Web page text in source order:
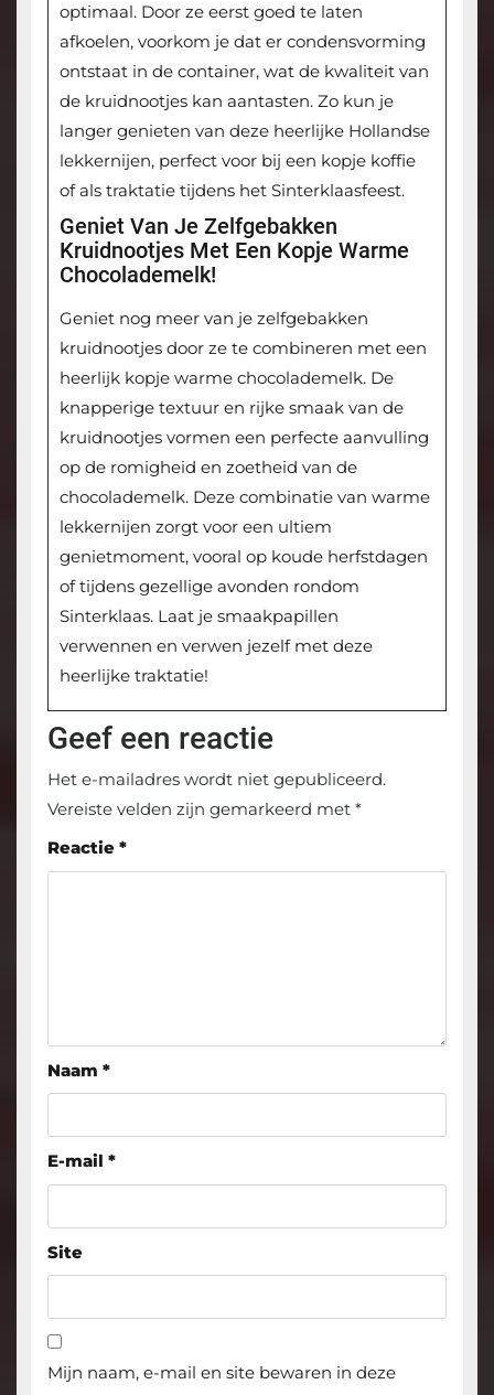
optimaal. Door ze eerst goed te laten
afkoelen, voorkom je dat er condensvorming
ontstaat in de container, wat de kwaliteit van
de kruidnootjes kan aantasten. Zo kun je
langer genieten van deze heerlijke Hollandse
lekkernijen, perfect voor bij een kopje koffie
of als traktatie tijdens het Sinterklaasfeest.
Geniet Van Je Zelfgebakken
Kruidnootjes Met Een Kopje Warme
Chocolademelk!
Geniet nog meer van je zelfgebakken
kruidnootjes door ze te combineren met een
heerlijk kopje warme chocolademelk. De
knapperige textuur en rijke smaak van de
kruidnootjes vormen een perfecte aanvulling
op de romigheid en zoetheid van de
chocolademelk. Deze combinatie van warme
lekkernijen zorgt voor een ultiem
genietmoment, vooral op koude herfstdagen
of tijdens gezellige avonden rondom
Sinterklaas. Laat je smaakpapillen
verwennen en verwen jezelf met deze
heerlijke traktatie!
Geef een reactie
Het e-mailadres wordt niet gepubliceerd.
Vereiste velden zijn gemarkeerd met *
Reactie *
Naam *
E-mail *
Site
Mijn naam, e-mail en site bewaren in deze